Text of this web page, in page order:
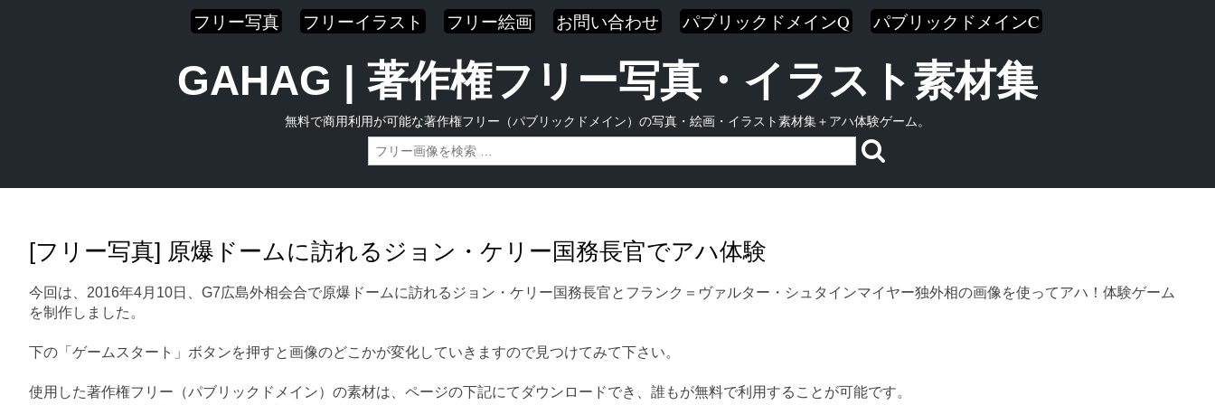
フリー写真 フリーイラスト フリー絵画 お問い合わせ パブリックドメインQ パブリックドメインC
GAHAG | 著作権フリー写真・イラスト素材集
無料で商用利用が可能な著作権フリー（パブリックドメイン）の写真・絵画・イラスト素材集＋アハ体験ゲーム。
[フリー写真] 原爆ドームに訪れるジョン・ケリー国務長官でアハ体験
今回は、2016年4月10日、G7広島外相会合で原爆ドームに訪れるジョン・ケリー国務長官とフランク＝ヴァルター・シュタインマイヤー独外相の画像を使ってアハ！体験ゲーム
を制作しました。
下の「ゲームスタート」ボタンを押すと画像のどこかが変化していきますので見つけてみて下さい。
使用した著作権フリー（パブリックドメイン）の素材は、ページの下記にてダウンロードでき、誰もが無料で利用することが可能です。